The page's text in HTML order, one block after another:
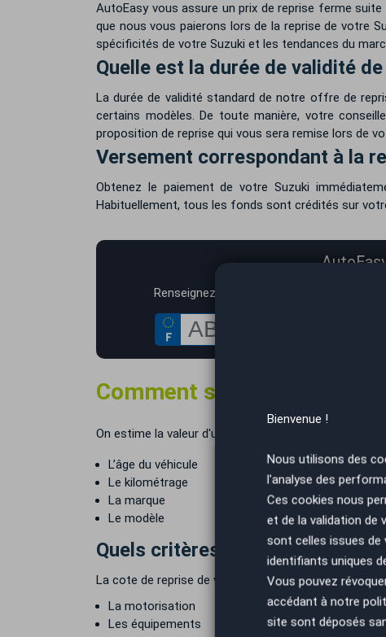
AutoEasy vous assure un prix de reprise ferme
que nous vous paierons lors de la reprise de votre
spécificités de votre Suzuki et les tendances du
Quelle est la durée de validité
La durée de validité standard de notre offre de
certains modèles. De toute manière, votre
proposition de reprise qui vous sera remise lors de
Versement correspondant à la
Obtenez le paiement de votre Suzuki
Habituellement, tous les fonds sont crédités sur
Renseignez votre immatriculation
Comment se calcule la cote
On estime la valeur d'une voiture sur le marché
L’âge du véhicule
Le kilométrage
La marque
Le modèle
Quels critères sont pris en
La cote de reprise de votre Suzuki prend en
La motorisation
Les équipements
Bienvenue !
Nous utilisons des
l'analyse des
Ces cookies nous
et de la validation de
sont celles issues de
identifiants uniques
Vous pouvez
accédant à notre
site sont déposés